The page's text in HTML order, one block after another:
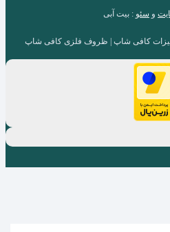
و سئو : بیت آبی
کافی شاپ | ظروف فلزی کافی شاپ